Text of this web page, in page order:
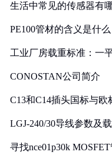
生活中常见的传感器有
PE100管材的含义是什么
工业厂房载重标准：一
CONOSTAN公司简介
C13和C14插头国标与
LGJ-240/30导线参数及
寻找nce01p30k